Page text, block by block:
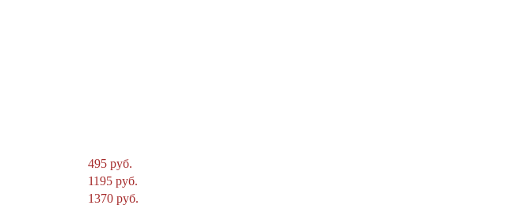
495 руб.
1195 руб.
1370 руб.